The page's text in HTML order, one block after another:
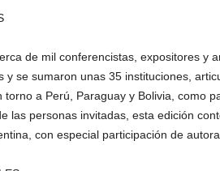
de mil conferencistas, expositores y
y se sumaron unas 35 instituciones,
torno a Perú, Paraguay y Bolivia, como
las personas invitadas, esta edición
con especial participación de